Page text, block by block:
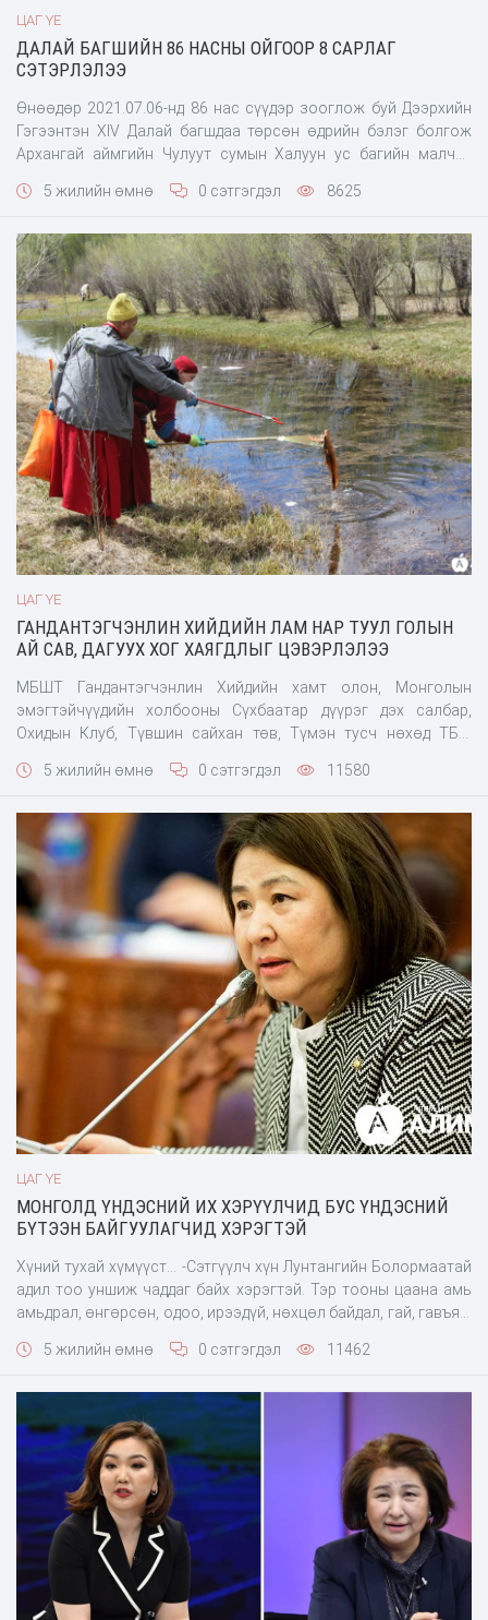
ЦАГ ҮЕ
ДАЛАЙ БАГШИЙН 86 НАСНЫ ОЙГООР 8 САРЛАГ
СЭТЭРЛЭЛЭЭ
Өнөөдөр 2021.07.06-нд 86 нас сүүдэр зооглож буй Дээрхийн
Гэгээнтэн XIV Далай багшдаа төрсөн өдрийн бэлэг болгож
Архангай аймгийн Чулуут сумын Халуун ус багийн малчид
сэтэрлэлээ.
5 жилийн өмнө 0 сэтгэгдэл 8625
ЦАГ ҮЕ
ГАНДАНТЭГЧЭНЛИН ХИЙДИЙН ЛАМ НАР ТУУЛ ГОЛЫН
АЙ САВ, ДАГУУХ ХОГ ХАЯГДЛЫГ ЦЭВЭРЛЭЛЭЭ
МБШТ Гандантэгчэнлин Хийдийн хамт олон, Монголын
эмэгтэйчүүдийн холбооны Сүхбаатар дүүрэг дэх салбар,
Охидын Клуб, Түвшин сайхан төв, Түмэн тусч нөхөд ТББ,
Баянзүрхийн гүүрнээс Гачуурт хүртэлх Туул голын эрэг дагуух
5 жилийн өмнө 0 сэтгэгдэл 11580
ЦАГ ҮЕ
МОНГОЛД ҮНДЭСНИЙ ИХ ХЭРҮҮЛЧИД БУС ҮНДЭСНИЙ
БҮТЭЭН БАЙГУУЛАГЧИД ХЭРЭГТЭЙ
Хүний тухай хүмүүст... -Сэтгүүлч хүн Лунтангийн Болормаатай
адил тоо уншиж чаддаг байх хэрэгтэй. Тэр тооны цаана амь
амьдрал, өнгөрсөн, одоо, ирээдүй, нөхцөл байдал, гай, гавъяа,
чаддаг байх ёстой. Үүний тулд наад зах нь
5 жилийн өмнө 0 сэтгэгдэл 11462